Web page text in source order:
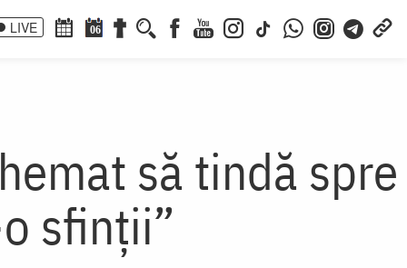
LIVE 06
să tindă spre
sfinții”